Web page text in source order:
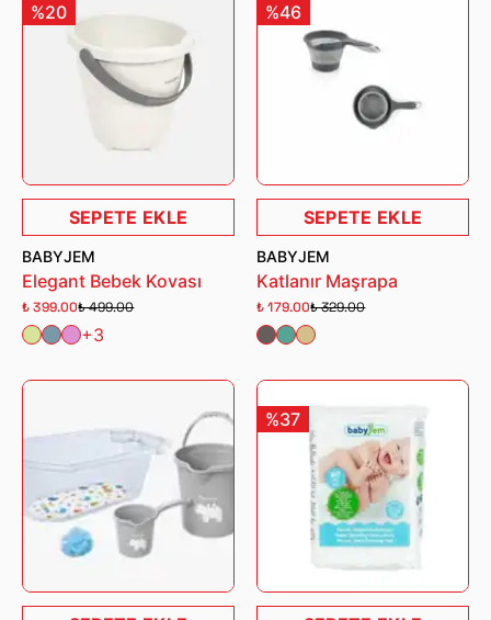
%20
SEPETE EKLE
BABYJEM
Elegant Bebek Kovası
₺ 399.00₺ 499.00
+3
%46
SEPETE EKLE
BABYJEM
Katlanır Maşrapa
₺ 179.00₺ 329.00
%37